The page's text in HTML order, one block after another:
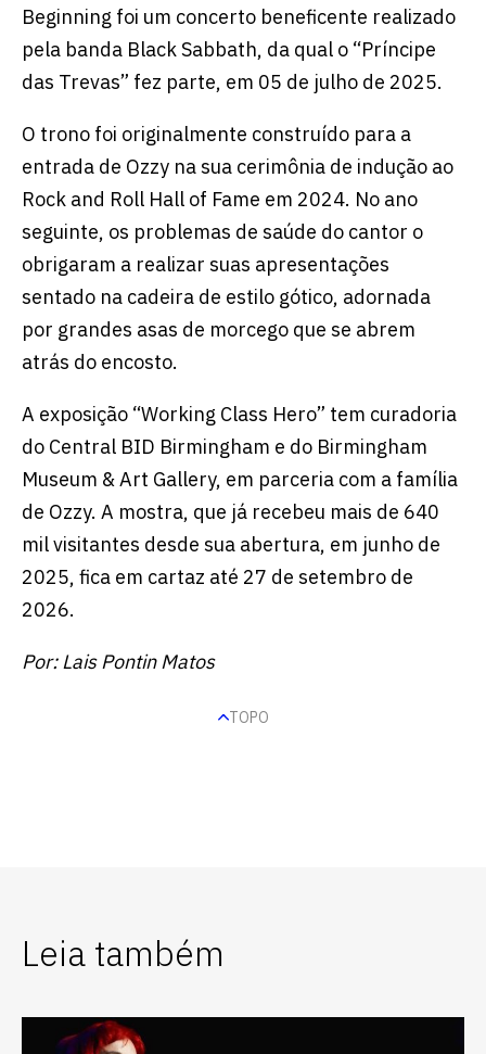
Beginning foi um concerto beneficente realizado
pela banda Black Sabbath, da qual o “Príncipe
das Trevas” fez parte, em 05 de julho de 2025.
O trono foi originalmente construído para a
entrada de Ozzy na sua cerimônia de indução ao
Rock and Roll Hall of Fame em 2024. No ano
seguinte, os problemas de saúde do cantor o
obrigaram a realizar suas apresentações
sentado na cadeira de estilo gótico, adornada
por grandes asas de morcego que se abrem
atrás do encosto.
A exposição “Working Class Hero” tem curadoria
do Central BID Birmingham e do Birmingham
Museum & Art Gallery, em parceria com a família
de Ozzy. A mostra, que já recebeu mais de 640
mil visitantes desde sua abertura, em junho de
2025, fica em cartaz até 27 de setembro de
2026.
Por: Lais Pontin Matos
TOPO
Leia também